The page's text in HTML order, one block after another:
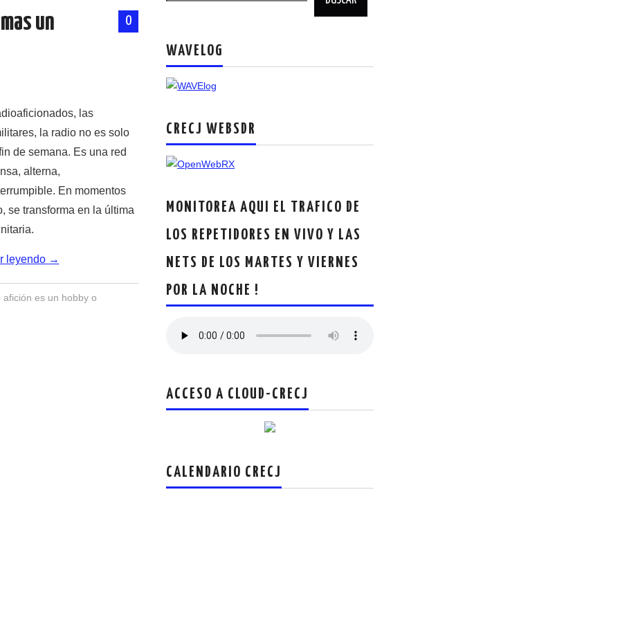
0
un
las
la radio no es solo
de semana. Es una red
alterna,
En momentos
se transforma en la última
leyendo →
afición es un hobby o
WAVELOG
CRECJ WEBSDR
MONITOREA AQUI EL TRAFICO DE
LOS REPETIDORES EN VIVO Y LAS
NETS DE LOS MARTES Y VIERNES
POR LA NOCHE !
ACCESO A CLOUD-CRECJ
CALENDARIO CRECJ